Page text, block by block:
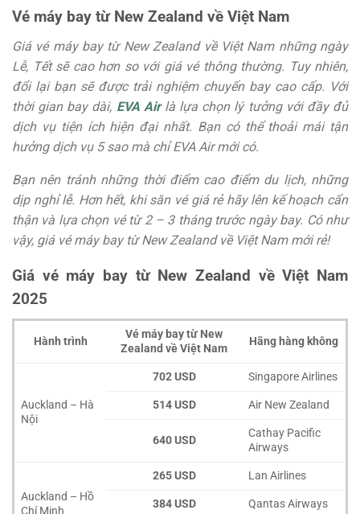
Vé máy bay từ New Zealand về Việt Nam
Giá vé máy bay từ New Zealand về Việt Nam những ngày
Lễ, Tết sẽ cao hơn so với giá vé thông thường. Tuy nhiên,
đổi lại bạn sẽ được trải nghiệm chuyến bay cao cấp. Với
thời gian bay dài, EVA Airlà lựa chọn lý tưởng với đầy đủ
dịch vụ tiện ích hiện đại nhất. Bạn có thể thoải mái tận
hưởng dịch vụ 5 sao mà chỉ EVA Air mới có.
Bạn nên tránh những thời điểm cao điểm du lịch, những
dịp nghỉ lễ. Hơn hết, khi săn vé giá rẻ hãy lên kế hoạch cẩn
thận và lựa chọn vé từ 2 – 3 tháng trước ngày bay. Có như
vậy, giá vé máy bay từ New Zealand về Việt Nam mới rẻ!
Giá vé máy bay từ New Zealand về Việt Nam
2025
Hành trình
Vé máy bay từ New
Zealand về Việt Nam
Hãng hàng không
Auckland – Hà
Nội
702 USD Singapore Airlines
514 USD Air New Zealand
640 USD
Cathay Pacific
Airways
Auckland – Hồ
265 USD Lan Airlines
384 USD Qantas Airways